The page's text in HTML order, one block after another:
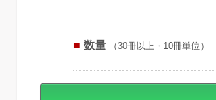
数量 （30冊以上・10冊単位）